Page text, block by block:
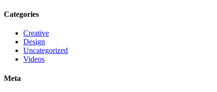
Categories
Creative
Design
Uncategorized
Videos
Meta